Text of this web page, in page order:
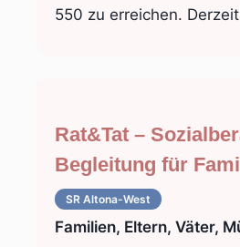
550 zu erreichen.
Rat&Tat –
Begleitung für
SR Altona-West
Familien, Eltern, Väter,